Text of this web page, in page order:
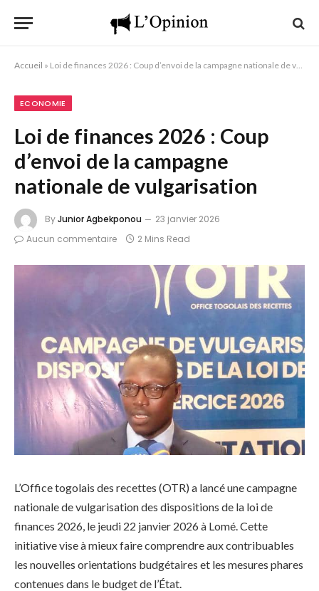
Accueil » Loi de finances 2026 : Coup d’envoi de la campagne nationale de vulgarisation
ECONOMIE
Loi de finances 2026 : Coup
d’envoi de la campagne
nationale de vulgarisation
ByJunior Agbekponou
23 janvier 2026
Aucun commentaire
2 Mins Read
L’Office togolais des recettes (OTR) a lancé une campagne
nationale de vulgarisation des dispositions de la loi de
finances 2026, le jeudi 22 janvier 2026 à Lomé. Cette
initiative vise à mieux faire comprendre aux contribuables
les nouvelles orientations budgétaires et les mesures phares
contenues dans le budget de l’État.